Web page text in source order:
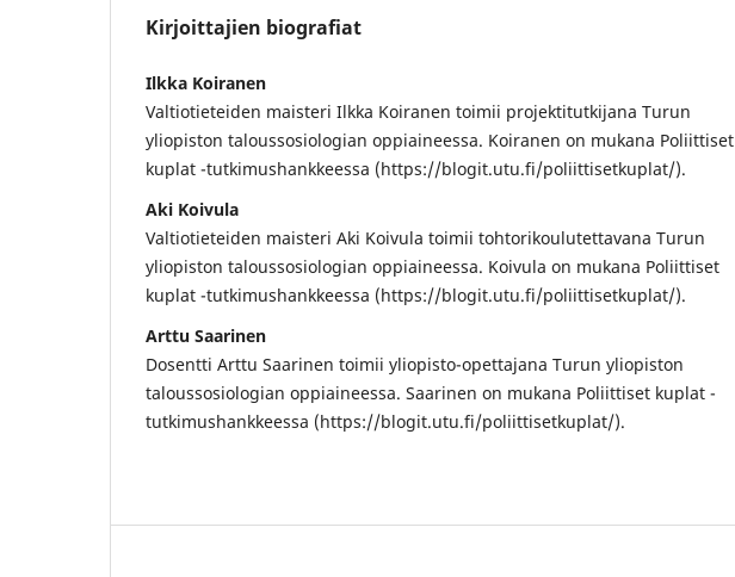
Kirjoittajien biografiat
Ilkka Koiranen
Valtiotieteiden maisteri Ilkka Koiranen toimii projektitutkijana Turun
yliopiston taloussosiologian oppiaineessa. Koiranen on mukana Poliittiset
kuplat -tutkimushankkeessa (https://blogit.utu.fi/poliittisetkuplat/).
Aki Koivula
Valtiotieteiden maisteri Aki Koivula toimii tohtorikoulutettavana Turun
yliopiston taloussosiologian oppiaineessa. Koivula on mukana Poliittiset
kuplat -tutkimushankkeessa (https://blogit.utu.fi/poliittisetkuplat/).
Arttu Saarinen
Dosentti Arttu Saarinen toimii yliopisto-opettajana Turun yliopiston
taloussosiologian oppiaineessa. Saarinen on mukana Poliittiset kuplat -
tutkimushankkeessa (https://blogit.utu.fi/poliittisetkuplat/).